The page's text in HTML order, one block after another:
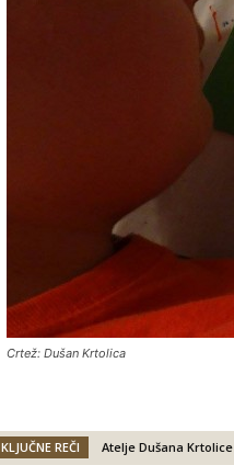
Crtež: Dušan Krtolica
KLJUČNE REČI Atelje Dušana Krtolice